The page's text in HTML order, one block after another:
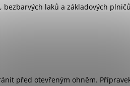
laků a základových
před otevřeným ohněm.